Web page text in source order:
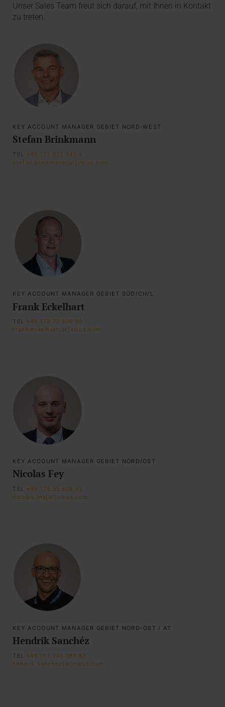
Unser Sales Team freut sich darauf, mit Ihnen in Kontakt
zu treten.
KEY ACCOUNT MANAGER GEBIET NORD-WEST
Stefan Brinkmann
TEL
+49 171 833 945 4
stefan.brinkmann(at)visus.com
KEY ACCOUNT MANAGER GEBIET SÜD/CH/L
Frank Eckelhart
TEL
+49 170 73 600 90
frank.eckelhart(at)visus.com
KEY ACCOUNT MANAGER GEBIET NORD/OST
Nicolas Fey
TEL
+49 175 95 608 92
nicolas.fey(at)visus.com
KEY ACCOUNT MANAGER GEBIET NORD-OST / AT
Hendrik Sanchéz
TEL
+49 151 241 989 83
hendrik.sanchez(at)visus.com